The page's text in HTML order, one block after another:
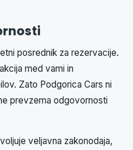
posrednik za rezervacije.
med vami in
Zato Podgorica Cars ni
prevzema odgovornosti
veljavna zakonodaja,